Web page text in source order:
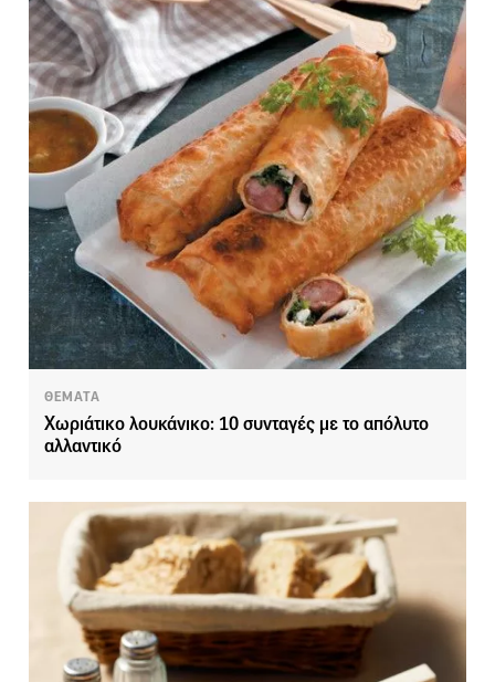
ΘΕΜΑΤΑ
Χωριάτικο λουκάνικο: 10 συνταγές με το απόλυτο
αλλαντικό